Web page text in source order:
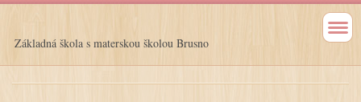
Základná škola s materskou školou Brusno